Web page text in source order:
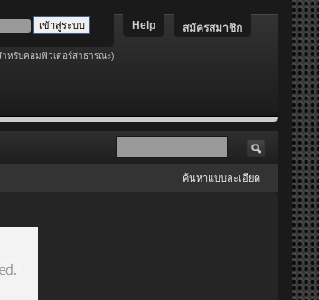
สมัครสมาชิก
Help
หรับคอมพิวเตอร์สาธารณะ)
ค้นหาแบบละเอียด